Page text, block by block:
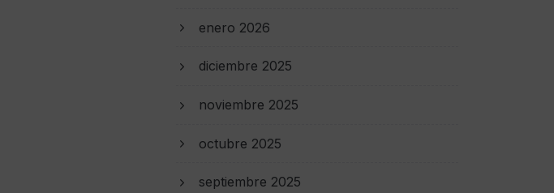
enero 2026
diciembre 2025
noviembre 2025
octubre 2025
septiembre 2025